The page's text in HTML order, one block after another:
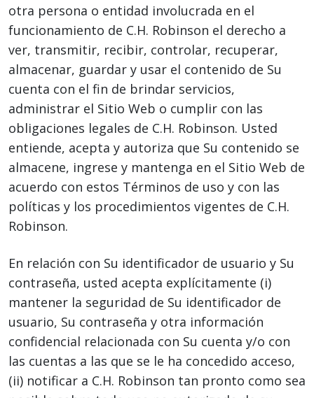
otra persona o entidad involucrada en el
funcionamiento de C.H. Robinson el derecho a
ver, transmitir, recibir, controlar, recuperar,
almacenar, guardar y usar el contenido de Su
cuenta con el fin de brindar servicios,
administrar el Sitio Web o cumplir con las
obligaciones legales de C.H. Robinson. Usted
entiende, acepta y autoriza que Su contenido se
almacene, ingrese y mantenga en el Sitio Web de
acuerdo con estos Términos de uso y con las
políticas y los procedimientos vigentes de C.H.
Robinson.
En relación con Su identificador de usuario y Su
contraseña, usted acepta explícitamente (i)
mantener la seguridad de Su identificador de
usuario, Su contraseña y otra información
confidencial relacionada con Su cuenta y/o con
las cuentas a las que se le ha concedido acceso,
(ii) notificar a C.H. Robinson tan pronto como sea